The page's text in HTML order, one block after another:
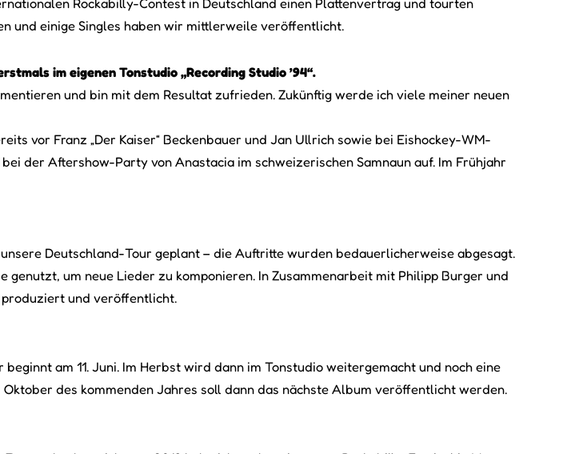
und einige Singles haben wir mittlerweile veröffentlicht.
im eigenen Tonstudio „Recording Studio ’94“.
und bin mit dem Resultat zufrieden. Zukünftig werde ich viele meiner neuen
vor Franz „Der Kaiser“ Beckenbauer und Jan Ullrich sowie bei Eishockey-WM-
der Aftershow-Party von Anastacia im schweizerischen Samnaun auf. Im Frühjahr
Deutschland-Tour geplant – die Auftritte wurden bedauerlicherweise abgesagt.
um neue Lieder zu komponieren. In Zusammenarbeit mit Philipp Burger und
produziert und veröffentlicht.
am 11. Juni. Im Herbst wird dann im Tonstudio weitergemacht und noch eine
des kommenden Jahres soll dann das nächste Album veröffentlicht werden.